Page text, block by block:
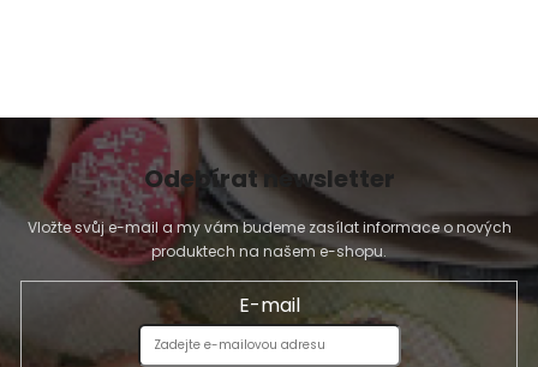
Odebírat newsletter
Vložte svůj e-mail a my vám budeme zasílat informace o nových
produktech na našem e-shopu.
E-mail